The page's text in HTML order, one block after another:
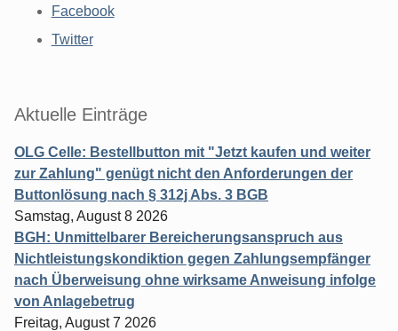
Facebook
Twitter
Aktuelle Einträge
OLG Celle: Bestellbutton mit "Jetzt kaufen und weiter
zur Zahlung" genügt nicht den Anforderungen der
Buttonlösung nach § 312j Abs. 3 BGB
Samstag, August 8 2026
BGH: Unmittelbarer Bereicherungsanspruch aus
Nichtleistungskondiktion gegen Zahlungsempfänger
nach Überweisung ohne wirksame Anweisung infolge
von Anlagebetrug
Freitag, August 7 2026